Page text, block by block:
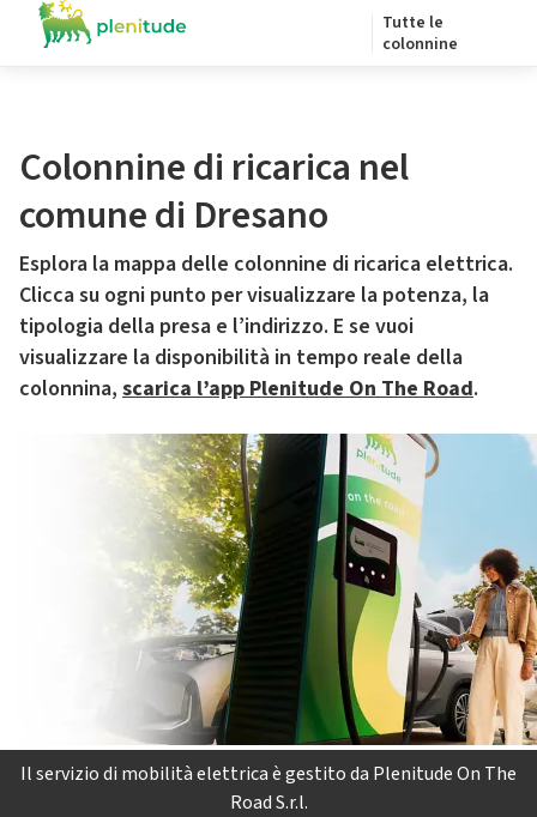
Tutte le
colonnine
Colonnine di ricarica nel
comune di Dresano
Esplora la mappa delle colonnine di ricarica elettrica.
Clicca su ogni punto per visualizzare la potenza, la
tipologia della presa e l’indirizzo. E se vuoi
visualizzare la disponibilità in tempo reale della
colonnina, scarica l’app Plenitude On The Road.
Il servizio di mobilità elettrica è gestito da Plenitude On The
Road S.r.l.